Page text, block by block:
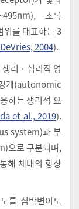
초록
를 대표하는 3
2004).
리 · 심리적 영
계(autonomic
하는 생리적 요
et al., 2019).
system)과 부
으로 구분되며,
해 체내의 항상
를 심박변이도